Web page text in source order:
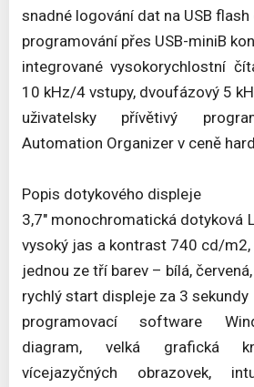
snadné logování dat na USB flash
programování přes USB-miniB
integrované vysokorychlostní
10 kHz/4 vstupy, dvoufázový 5
uživatelsky přívětivý
Automation Organizer v ceně
Popis dotykového displeje
3,7" monochromatická dotyková
vysoký jas a kontrast 740 cd/
jednou ze tří barev – bílá,
rychlý start displeje za 3 sekundy
programovací software
diagram, velká grafická
vícejazyčných obrazovek,